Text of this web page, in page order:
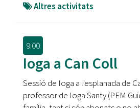
Altres activitats
9:00
Ioga a Can Coll
Sessió de Ioga a l'esplanada de
professor de Ioga Santy (PEM